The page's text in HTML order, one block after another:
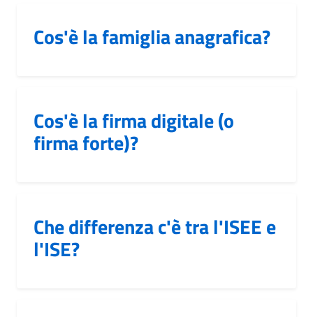
Cos'è la famiglia anagrafica?
Cos'è la firma digitale (o
firma forte)?
Che differenza c'è tra l'ISEE e
l'ISE?